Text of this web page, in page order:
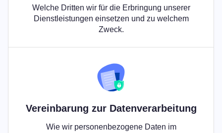
Welche Dritten wir für die Erbringung unserer
Dienstleistungen einsetzen und zu welchem
Zweck.
Vereinbarung zur Datenverarbeitung
Wie wir personenbezogene Daten im